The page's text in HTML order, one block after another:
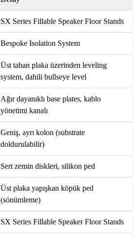
SX Series Fillable Speaker Floor Stands
Bespoke Isolation System
Üst taban plaka üzerinden leveling
system, dahili bullseye level
Ağır dayanıklı base plates, kablo
yönetimi kanalı
Geniş, ayrı kolon (substrate
doldurulabilir)
Sert zemin diskleri, silikon ped
Üst plaka yapışkan köpük ped
(sönümleme)
SX Series Fillable Speaker Floor Stands